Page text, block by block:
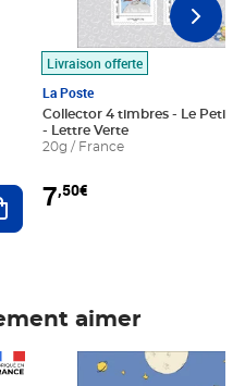
Ajouter au panier
Livraison offerte
La Poste
Collector 4 timbres - Le Petit
- Lettre Verte
20g / France
7,50€
aimer
Prix 7,50€